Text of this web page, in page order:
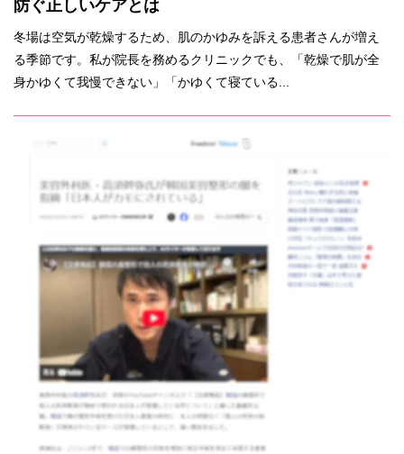
防ぐ正しいケアとは
冬場は空気が乾燥するため、肌のかゆみを訴える患者さんが増え
る季節です。私が院長を務めるクリニックでも、「乾燥で肌が全
身かゆくて我慢できない」「かゆくて寝ている...